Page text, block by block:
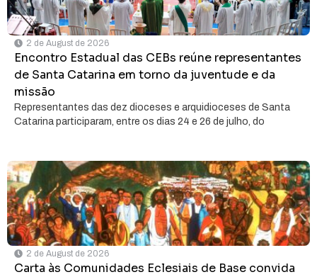
2 de August de 2026
Encontro Estadual das CEBs reúne representantes
de Santa Catarina em torno da juventude e da
missão
Representantes das dez dioceses e arquidioceses de Santa
Catarina participaram, entre os dias 24 e 26 de julho, do
2 de August de 2026
Carta às Comunidades Eclesiais de Base convida